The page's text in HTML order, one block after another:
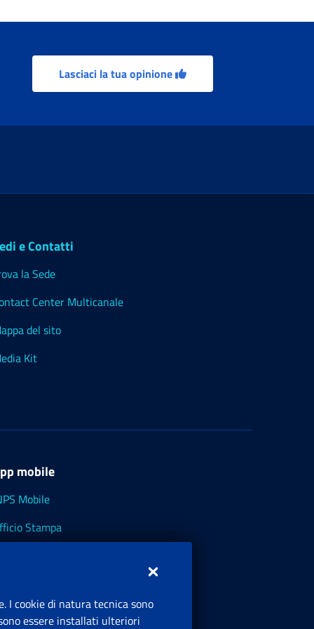
Lasciaci la tua opinione
e Contatti
la Sede
Center Multicanale
del sito
Kit
mobile
Mobile
Stampa
I cookie di natura tecnica sono
essere installati ulteriori